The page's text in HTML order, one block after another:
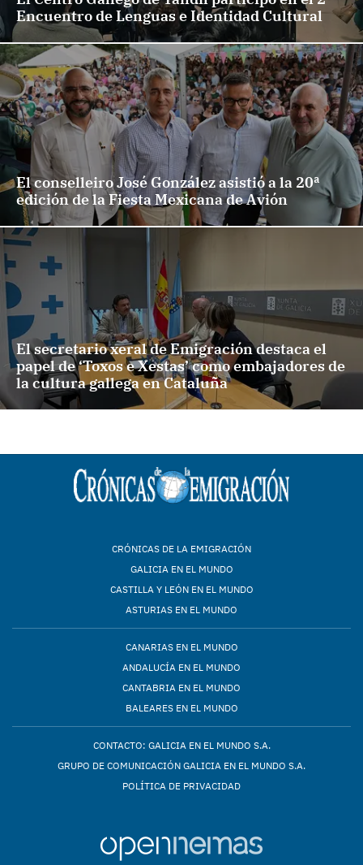
Encuentro de Lenguas e Identidad Cultural
El conselleiro José González asistió a la 20ª
edición de la Fiesta Mexicana de Avión
El secretario xeral de Emigración destaca el
papel de ‘Toxos e Xestas’ como embajadores de
la cultura gallega en Cataluña
CRÓNICAS DE LA EMIGRACIÓN
GALICIA EN EL MUNDO
CASTILLA Y LEÓN EN EL MUNDO
ASTURIAS EN EL MUNDO
CANARIAS EN EL MUNDO
ANDALUCÍA EN EL MUNDO
CANTABRIA EN EL MUNDO
BALEARES EN EL MUNDO
CONTACTO: GALICIA EN EL MUNDO S.A.
GRUPO DE COMUNICACIÓN GALICIA EN EL MUNDO S.A.
POLÍTICA DE PRIVACIDAD